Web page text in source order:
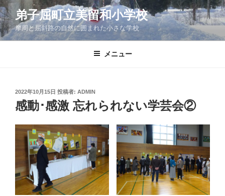
コ
ン
テ
ン
弟子屈町立美留和小学校
摩周と屈斜路の自然に囲まれた小さな学校
メニュー
投
稿
日:
2022年10月15日 投稿者: ADMIN
感動･感激 忘れられない学芸会②